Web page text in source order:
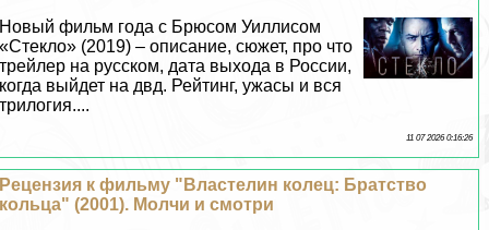
Новый фильм года с Брюсом Уиллисом
«Стекло» (2019) – описание, сюжет, про что
трейлер на русском, дата выхода в России,
когда выйдет на двд. Рейтинг, ужасы и вся
трилогия....
11 07 2026 0:16:26
Рецензия к фильму "Властелин колец: Братство
кольца" (2001). Молчи и смотри